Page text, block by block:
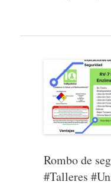
Rombo de
#Talleres